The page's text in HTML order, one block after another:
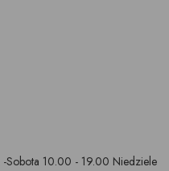
-Sobota 10.00 - 19.00 Niedziele